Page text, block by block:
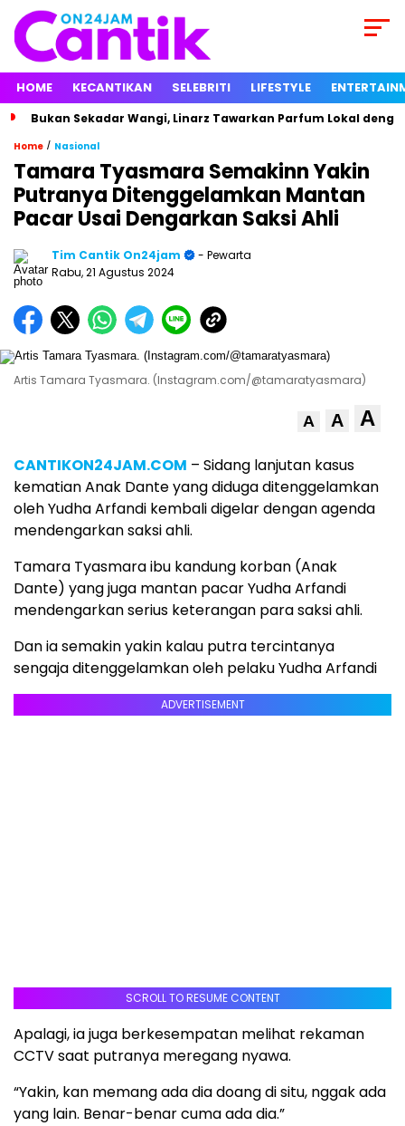
HOME KECANTIKAN SELEBRITI LIFESTYLE
Bukan Sekadar Wangi, Linarz Tawarkan Parfum Lokal
Home / Nasional
Tamara Tyasmara Semakinn Yakin
Putranya Ditenggelamkan Mantan
Pacar Usai Dengarkan Saksi Ahli
Tim Cantik On24jam
- Pewarta
Rabu, 21 Agustus 2024
Artis Tamara Tyasmara. (Instagram.com/@tamaratyasmara)
A A A
CANTIKON24JAM.COM – Sidang lanjutan kasus
kematian Anak Dante yang diduga ditenggelamkan
oleh Yudha Arfandi kembali digelar dengan agenda
mendengarkan saksi ahli.
Tamara Tyasmara ibu kandung korban (Anak
Dante) yang juga mantan pacar Yudha Arfandi
mendengarkan serius keterangan para saksi ahli.
Dan ia semakin yakin kalau putra tercintanya
sengaja ditenggelamkan oleh pelaku Yudha Arfandi
ADVERTISEMENT
SCROLL TO RESUME CONTENT
Apalagi, ia juga berkesempatan melihat rekaman
CCTV saat putranya meregang nyawa.
“Yakin, kan memang ada dia doang di situ, nggak ada
yang lain. Benar-benar cuma ada dia.”